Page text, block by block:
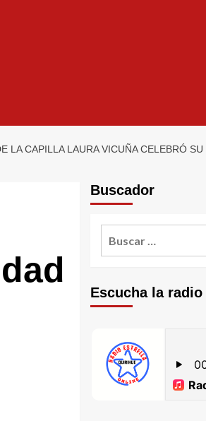
CAPILLA LAURA VICUÑA CELEBRÓ SU
Buscador
Escucha la radio